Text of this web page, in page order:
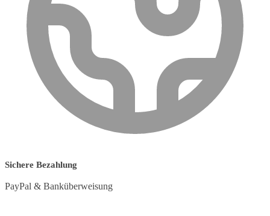
Sichere Bezahlung
PayPal & Banküberweisung